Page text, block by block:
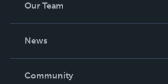
Our Team
News
In The News
Community